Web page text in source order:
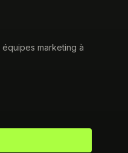
marketing à